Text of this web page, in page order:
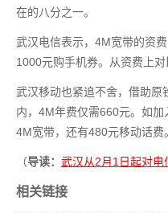
在的八分之一。
武汉电信表示，4M宽带的资
1000元购手机券。从资费上对
武汉移动也紧追不舍，借助原
内，4M年费仅需660元。如
4M宽带，还有480元移动话费。
（导读： 武汉从2月1日起对
相关链接